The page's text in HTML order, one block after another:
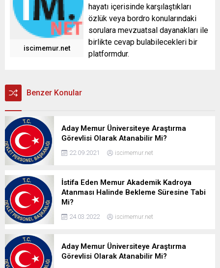
iscimemur.net
hayatı içerisinde karşılaştıkları
özlük veya bordro konularındaki
sorulara mevzuatsal dayanakları ile
birlikte cevap bulabilecekleri bir
platformdur.
Benzer Konular
Aday Memur Üniversiteye Araştırma
Görevlisi Olarak Atanabilir Mi?
22.09.2021 iscimemur.net
İstifa Eden Memur Akademik Kadroya
Atanması Halinde Bekleme Süresine Tabi
Mi?
24.03.2022 iscimemur.net
Aday Memur Üniversiteye Araştırma
Görevlisi Olarak Atanabilir Mi?